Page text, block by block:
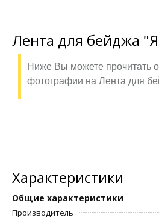
Лента для бейджа
Ниже Вы можете прочитать
фотографии на Лента для
Характеристики
Общие характеристики
Производитель